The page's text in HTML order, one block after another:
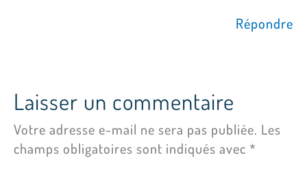
Répondre
Laisser un commentaire
Votre adresse e-mail ne sera pas publiée. Les
champs obligatoires sont indiqués avec *